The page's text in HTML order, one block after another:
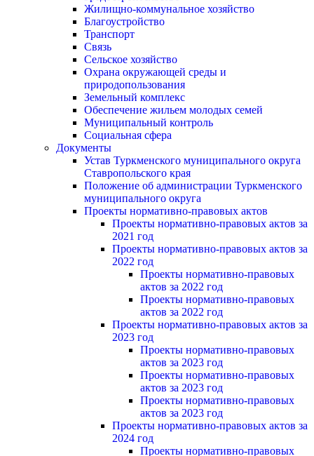
Жилищно-коммунальное хозяйство
Благоустройство
Транспорт
Связь
Сельское хозяйство
Охрана окружающей среды и
природопользования
Земельный комплекс
Обеспечение жильем молодых семей
Муниципальный контроль
Социальная сфера
Документы
Устав Туркменского муниципального округа
Ставропольского края
Положение об администрации Туркменского
муниципального округа
Проекты нормативно-правовых актов
Проекты нормативно-правовых актов за
2021 год
Проекты нормативно-правовых актов за
2022 год
Проекты нормативно-правовых
актов за 2022 год
Проекты нормативно-правовых
актов за 2022 год
Проекты нормативно-правовых актов за
2023 год
Проекты нормативно-правовых
актов за 2023 год
Проекты нормативно-правовых
актов за 2023 год
Проекты нормативно-правовых
актов за 2023 год
Проекты нормативно-правовых актов за
2024 год
Проекты нормативно-правовых